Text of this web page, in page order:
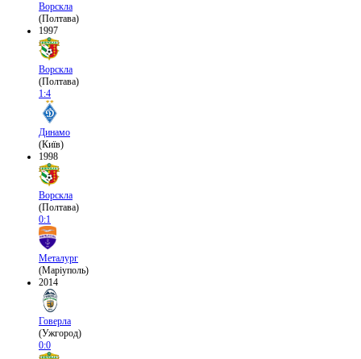
Ворскла
(Полтава)
1997
Ворскла
(Полтава)
1:4
Динамо
(Київ)
1998
Ворскла
(Полтава)
0:1
Металург
(Маріуполь)
2014
Говерла
(Ужгород)
0:0